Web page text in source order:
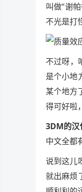
叫做“谢
不光是打
不过呀，
是个小地
某个地方
得可好啦
3DM的汉
中文全都
说到这儿
就出麻烦